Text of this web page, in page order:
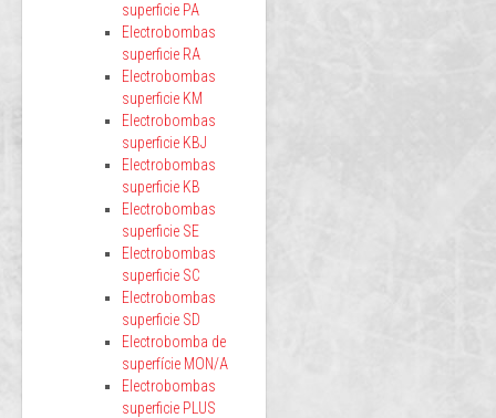
superficie PA
Electrobombas
superficie RA
Electrobombas
superficie KM
Electrobombas
superficie KBJ
Electrobombas
superficie KB
Electrobombas
superficie SE
Electrobombas
superficie SC
Electrobombas
superficie SD
Electrobomba de
superfície MON/A
Electrobombas
superficie PLUS